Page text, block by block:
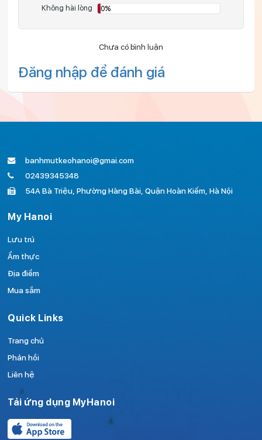
Không hài lòng
0%
Chưa có bình luận
Đăng nhập để đánh giá
banhmutkeohanoi@gmai.com
02439345348
54A Bà Triệu, Phường Hàng Bài, Quận Hoàn Kiếm, Hà Nội
My Hanoi
Lưu trú
Ẩm thực
Địa điểm
Mua sắm
Quick Links
Trang chủ
Phản hồi
Liên hệ
Tải ứng dụng MyHanoi